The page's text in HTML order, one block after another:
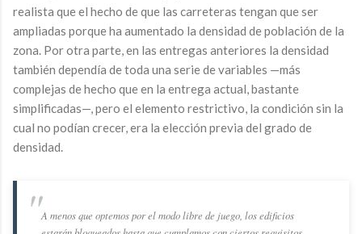
realista que el hecho de que las carreteras tengan que ser
ampliadas porque ha aumentado la densidad de población de la
zona. Por otra parte, en las entregas anteriores la densidad
también dependía de toda una serie de variables —más
complejas de hecho que en la entrega actual, bastante
simplificadas—, pero el elemento restrictivo, la condición sin la
cual no podían crecer, era la elección previa del grado de
densidad.
A menos que optemos por el modo libre de juego, los edificios